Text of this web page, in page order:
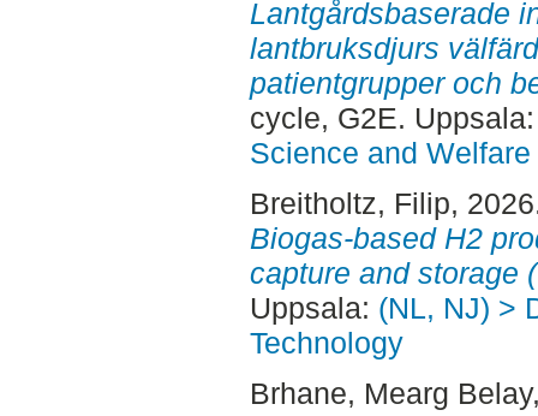
Lantgårdsbaserade
lantbruksdjurs
patientgrupper och
cycle, G2E.
Science and Welfare
Breitholtz, Filip,
Biogas-based H2
capture and storage
Uppsala: (NL, NJ) >
Technology
Brhane, Mearg Belay